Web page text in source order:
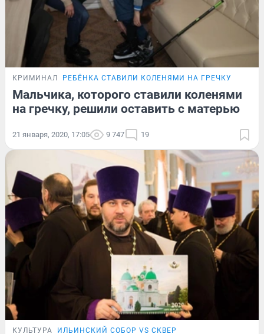
КРИМИНАЛ РЕБЁНКА СТАВИЛИ КОЛЕНЯМИ НА ГРЕЧКУ
Мальчика, которого ставили коленями
на гречку, решили оставить с матерью
21 января, 2020, 17:05 9 747 19
КУЛЬТУРА ИЛЬИНСКИЙ СОБОР VS СКВЕР